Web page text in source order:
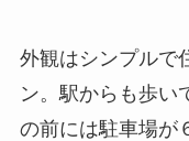
外観はシンプルで
ン。駅からも歩い
の前には駐車場が